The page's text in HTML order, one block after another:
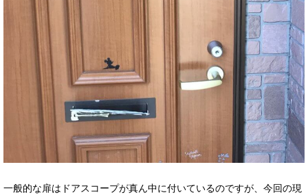
一般的な扉はドアスコープが真ん中に付いているのですが、今回の現